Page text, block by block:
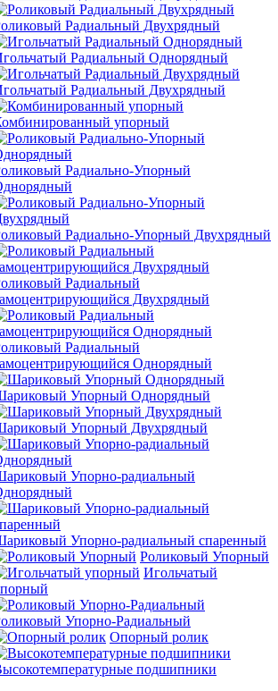
Радиальный Двухрядный
Радиальный Однорядный
Радиальный Двухрядный
упорный
Радиально-Упорный
Радиально-Упорный Двухрядный
Радиальный
Двухрядный
Радиальный
Однорядный
Упорный Однорядный
Упорный Двухрядный
Упорно-радиальный
Упорно-радиальный спаренный
Роликовый Упорный
Игольчатый
Упорно-Радиальный
Опорный ролик
подшипники